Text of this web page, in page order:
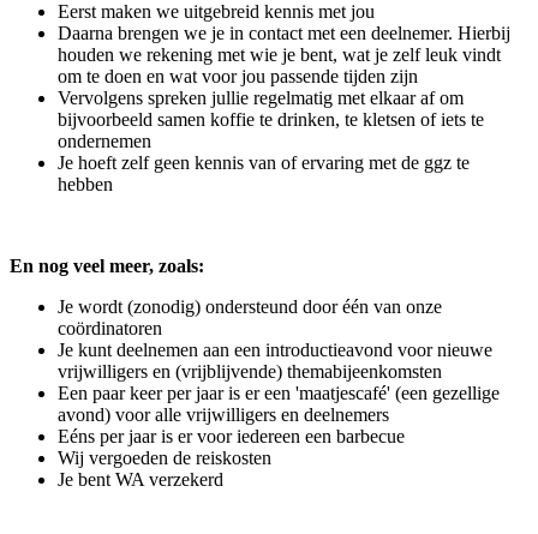
Eerst maken we uitgebreid kennis met jou
Daarna brengen we je in contact met een deelnemer. Hierbij
houden we rekening met wie je bent, wat je zelf leuk vindt
om te doen en wat voor jou passende tijden zijn
Vervolgens spreken jullie regelmatig met elkaar af om
bijvoorbeeld samen koffie te drinken, te kletsen of iets te
ondernemen
Je hoeft zelf geen kennis van of ervaring met de ggz te
hebben
En nog veel meer, zoals:
Je wordt (zonodig) ondersteund door één van onze
coördinatoren
Je kunt deelnemen aan een introductieavond voor nieuwe
vrijwilligers en (vrijblijvende) themabijeenkomsten
Een paar keer per jaar is er een 'maatjescafé' (een gezellige
avond) voor alle vrijwilligers en deelnemers
Eéns per jaar is er voor iedereen een barbecue
Wij vergoeden de reiskosten
Je bent WA verzekerd